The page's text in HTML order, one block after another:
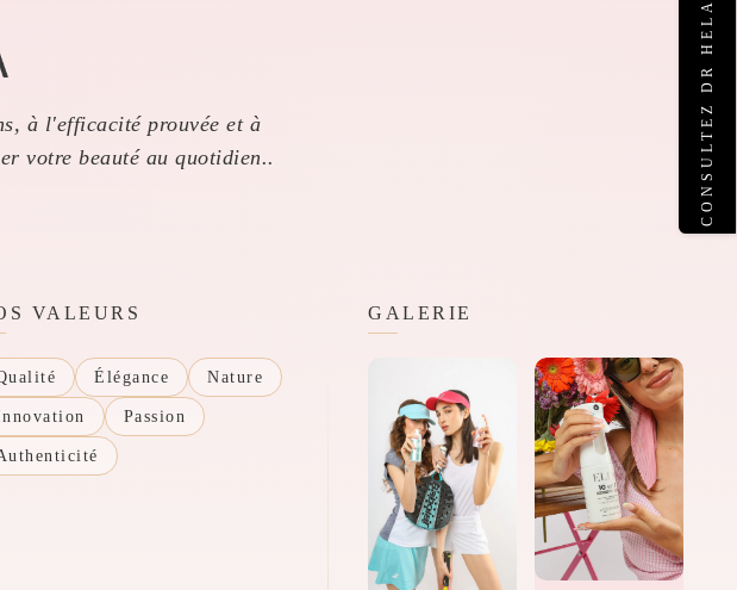
à l'efficacité prouvée et à
votre beauté au quotidien..
VALEURS
Élégance Nature
Passion
GALERIE